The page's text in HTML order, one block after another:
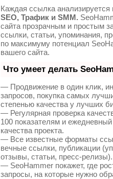
Каждая ссылка анализируется
SEO, Трафик и SMM.
сайта прозрачным и простым
ссылки, статьи, упоминания,
по максимуму потенциал
вашего сайта.
Что умеет делать
— Продвижение в один клик,
запросов, покупка самых
степенью качества у лучших
— Регулярная проверка
100 показателям и
качества проекта.
— Все известные форматы
вечные ссылки, публикации
отзывы, статьи, пресс-релизы).
— SeoHammer покажет, где
запросы, на которые нужно